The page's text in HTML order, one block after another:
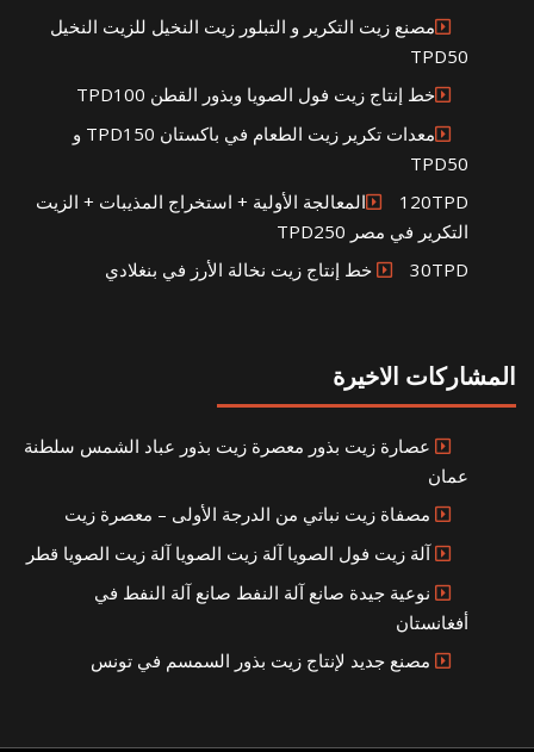
مصنع زيت التكرير و التبلور زيت النخيل للزيت النخيل
TPD50
خط إنتاج زيت فول الصويا وبذور القطن TPD100
معدات تكرير زيت الطعام في باكستان TPD150 و
TPD50
120TPDالمعالجة الأولية + استخراج المذيبات + الزيت
التكرير في مصر TPD250
30TPD خط إنتاج زيت نخالة الأرز في بنغلادي
المشاركات الاخيرة
عصارة زيت بذور معصرة زيت بذور عباد الشمس سلطنة
عمان
مصفاة زيت نباتي من الدرجة الأولى – معصرة زيت
آلة زيت فول الصويا آلة زيت الصويا آلة زيت الصويا قطر
نوعية جيدة صانع آلة النفط صانع آلة النفط في
أفغانستان
مصنع جديد لإنتاج زيت بذور السمسم في تونس